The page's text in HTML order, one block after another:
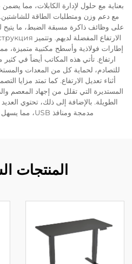
بعناية مع حلول لإدارة الكابلات، مما
مع دعم وزن ومتطلبات الطاقة للشاشتين.
على وظائف ذاكرة مسبقة الضبط، ما
إطارات فولاذية وأسطح مكتبية متميزة،
ارتفاع. تأتي هذه المكاتب أيضاً في
للتصادم، لحماية كل من المعدات
أثناء تعديل الارتفاع. كما تمتد مزايا
المستديرة التي تقلل من إجهاد المعصم
الطويلة. بالإضافة إلى ذلك، تحتوي
مدمجة ومنافذ USB، مما يسهل الاتصال بعدة أجهزة.
المنتجات